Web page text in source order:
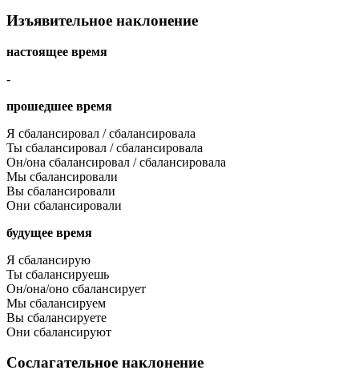
Изъявительное наклонение
настоящее время
-
прошедшее время
Я сбалансировал / сбалансировала
Ты сбалансировал / сбалансировала
Он/она сбалансировал / сбалансировала
Мы сбалансировали
Вы сбалансировали
Они сбалансировали
будущее время
Я сбалансирую
Ты сбалансируешь
Он/она/оно сбалансирует
Мы сбалансируем
Вы сбалансируете
Они сбалансируют
Сослагательное наклонение